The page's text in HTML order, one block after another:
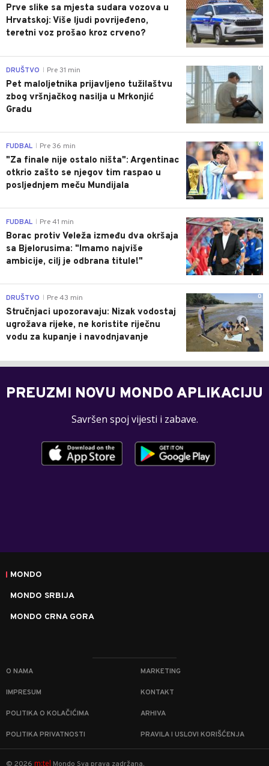
Prve slike sa mjesta sudara vozova u
Hrvatskoj: Više ljudi povrijeđeno,
teretni voz prošao kroz crveno?
0
DRUŠTVO Pre 31 min
Pet maloljetnika prijavljeno tužilaštvu
zbog vršnjačkog nasilja u Mrkonjić
Gradu
0
FUDBAL Pre 36 min
"Za finale nije ostalo ništa": Argentinac
otkrio zašto se njegov tim raspao u
posljednjem meču Mundijala
0
FUDBAL Pre 41 min
Borac protiv Veleža između dva okršaja
sa Bjelorusima: "Imamo najviše
ambicije, cilj je odbrana titule!"
0
DRUŠTVO Pre 43 min
Stručnjaci upozoravaju: Nizak vodostaj
ugrožava rijeke, ne koristite riječnu
vodu za kupanje i navodnjavanje
PREUZMI NOVU MONDO APLIKACIJU
Savršen spoj vijesti i zabave.
MONDO
MONDO SRBIJA
MONDO CRNA GORA
O NAMA MARKETING
IMPRESUM KONTAKT
POLITIKA O KOLAČIĆIMA ARHIVA
POLITIKA PRIVATNOSTI PRAVILA I USLOVI KORIŠĆENJA
© 2026 m:tel Mondo Sva prava zadržana.